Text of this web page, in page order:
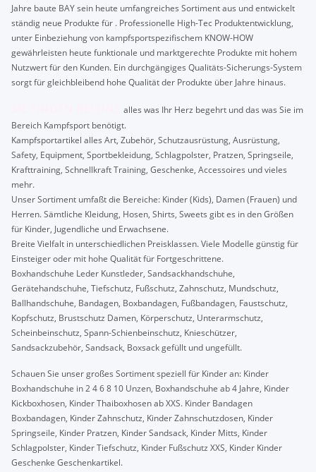
Jahre baute BAY sein heute umfangreiches Sortiment aus und entwickelt
ständig neue Produkte für . Professionelle High-Tec Produktentwicklung,
unter Einbeziehung von kampfsportspezifischem KNOW-HOW
gewährleisten heute funktionale und marktgerechte Produkte mit hohem
Nutzwert für den Kunden. Ein durchgängiges Qualitäts-Sicherungs-System
sorgt für gleichbleibend hohe Qualität der Produkte über Jahre hinaus.
alles was Ihr Herz begehrt und das was Sie im
Bereich Kampfsport benötigt.
Kampfsportartikel alles Art, Zubehör, Schutzausrüstung, Ausrüstung,
Safety, Equipment, Sportbekleidung, Schlagpolster, Pratzen, Springseile,
Krafttraining, Schnellkraft Training, Geschenke, Accessoires und vieles
mehr.
Unser Sortiment umfaßt die Bereiche: Kinder (Kids), Damen (Frauen) und
Herren. Sämtliche Kleidung, Hosen, Shirts, Sweets gibt es in den Größen
für Kinder, Jugendliche und Erwachsene.
Breite Vielfalt in unterschiedlichen Preisklassen. Viele Modelle günstig für
Einsteiger oder mit hohe Qualität für Fortgeschrittene.
Boxhandschuhe Leder Kunstleder, Sandsackhandschuhe,
Gerätehandschuhe, Tiefschutz, Fußschutz, Zahnschutz, Mundschutz,
Ballhandschuhe, Bandagen, Boxbandagen, Fußbandagen, Faustschutz,
Kopfschutz, Brustschutz Damen, Körperschutz, Unterarmschutz,
Scheinbeinschutz, Spann-Schienbeinschutz, Knieschützer,
Sandsackzubehör, Sandsack, Boxsack gefüllt und ungefüllt.
Schauen Sie unser großes Sortiment speziell für Kinder an: Kinder
Boxhandschuhe in 2 4 6 8 10 Unzen, Boxhandschuhe ab 4 Jahre, Kinder
Kickboxhosen, Kinder Thaiboxhosen ab XXS. Kinder Bandagen
Boxbandagen, Kinder Zahnschutz, Kinder Zahnschutzdosen, Kinder
Springseile, Kinder Pratzen, Kinder Sandsack, Kinder Mitts, Kinder
Schlagpolster, Kinder Tiefschutz, Kinder Fußschutz XXS, Kinder Kinder
Geschenke Geschenkartikel.